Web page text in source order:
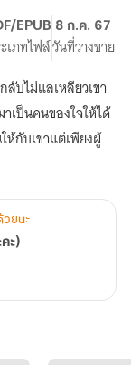
EPUB
เภทไฟล์
8 ก.ค. 67
วันที่วางขาย
บไม่แลเหลียวเขา
เป็นคนของใจให้ได้
ห้กับเขาแต่เพียงผู้
วยนะ
ะ)